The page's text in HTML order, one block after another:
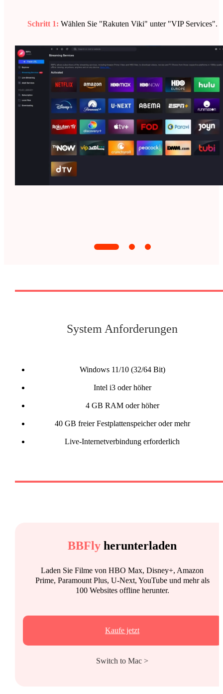
Schritt 1: Wählen Sie "Rakuten Viki" unter "VIP Services".
System Anforderungen
Windows 11/10 (32/64 Bit)
Intel i3 oder höher
4 GB RAM oder höher
40 GB freier Festplattenspeicher oder mehr
Live-Internetverbindung erforderlich
BBFlyherunterladen
Laden Sie Filme von HBO Max, Disney+, Amazon
Prime, Paramount Plus, U-Next, YouTube und mehr als
100 Websites offline herunter.
Kaufe jetzt
Switch to Mac >